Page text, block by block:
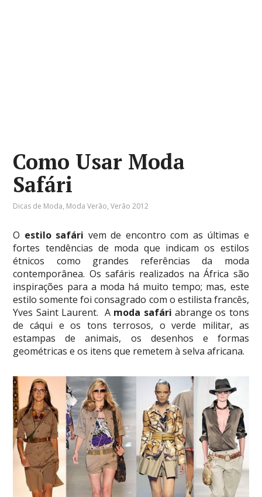
Como Usar Moda
Safári
Dicas de Moda, Moda Verão,Verão 2012
O estilo safári vem de encontro com as últimas e
fortes tendências de moda que indicam os estilos
étnicos como grandes referências da moda
contemporânea. Os safáris realizados na África são
inspirações para a moda há muito tempo; mas, este
estilo somente foi consagrado com o estilista francês,
Yves Saint Laurent. A moda safári abrange os tons
de cáqui e os tons terrosos, o verde militar, as
estampas de animais, os desenhos e formas
geométricas e os itens que remetem à selva africana.